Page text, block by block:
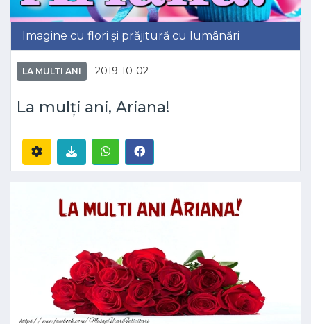
Imagine cu flori și prăjitură cu lumânări
LA MULTI ANI 2019-10-02
La mulți ani, Ariana!